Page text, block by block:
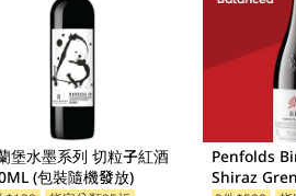
堡水墨系列 切粒子紅酒
(包裝隨機發放)
Penfolds
Shiraz